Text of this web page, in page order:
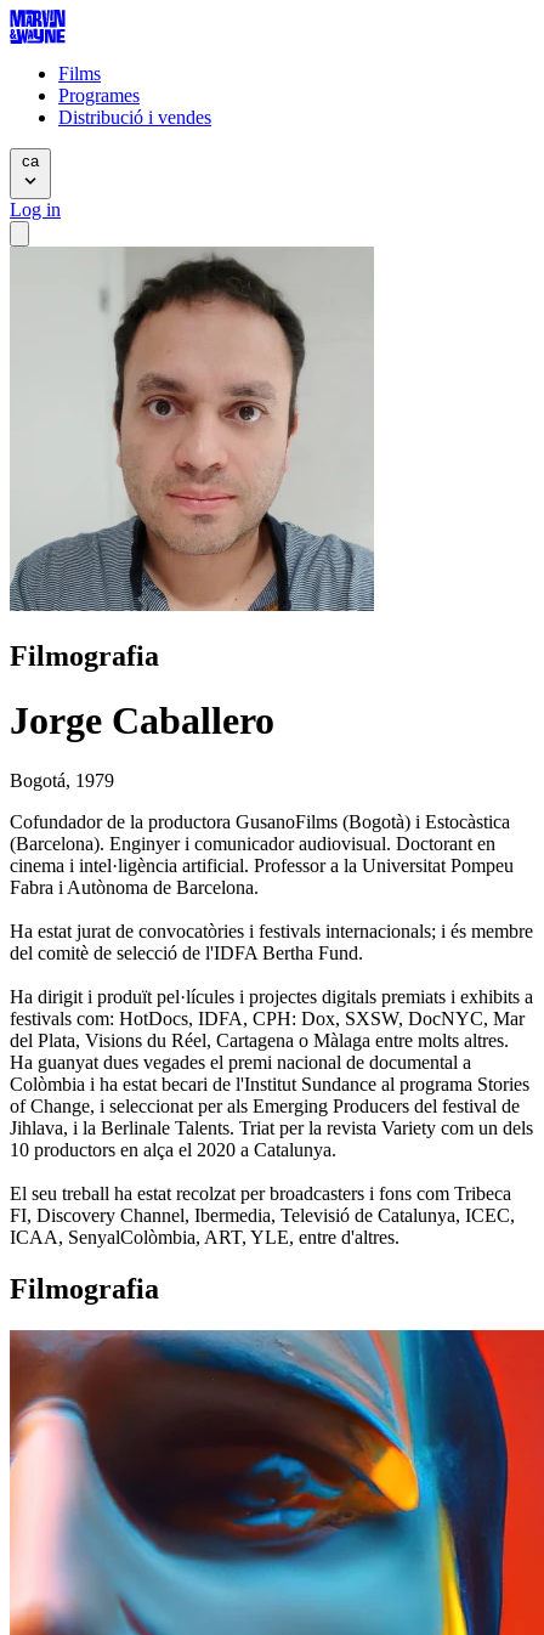
Films
Programes
Distribució i vendes
ca
Log in
Filmografia
Jorge Caballero
Bogotá, 1979
Cofundador de la productora GusanoFilms (Bogotà) i Estocàstica
(Barcelona). Enginyer i comunicador audiovisual. Doctorant en
cinema i intel·ligència artificial. Professor a la Universitat Pompeu
Fabra i Autònoma de Barcelona.
Ha estat jurat de convocatòries i festivals internacionals; i és membre
del comitè de selecció de l'IDFA Bertha Fund.
Ha dirigit i produït pel·lícules i projectes digitals premiats i exhibits a
festivals com: HotDocs, IDFA, CPH: Dox, SXSW, DocNYC, Mar
del Plata, Visions du Réel, Cartagena o Màlaga entre molts altres.
Ha guanyat dues vegades el premi nacional de documental a
Colòmbia i ha estat becari de l'Institut Sundance al programa Stories
of Change, i seleccionat per als Emerging Producers del festival de
Jihlava, i la Berlinale Talents. Triat per la revista Variety com un dels
10 productors en alça el 2020 a Catalunya.
El seu treball ha estat recolzat per broadcasters i fons com Tribeca
FI, Discovery Channel, Ibermedia, Televisió de Catalunya, ICEC,
ICAA, SenyalColòmbia, ART, YLE, entre d'altres.
Filmografia